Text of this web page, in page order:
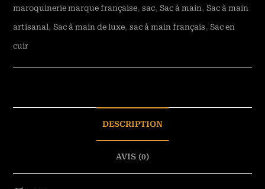
maroquinerie marque française,sac,Sac à main,Sac à main
artisanal,Sac à main de luxe,sac à main français,Sac en
cuir
DESCRIPTION
AVIS (0)